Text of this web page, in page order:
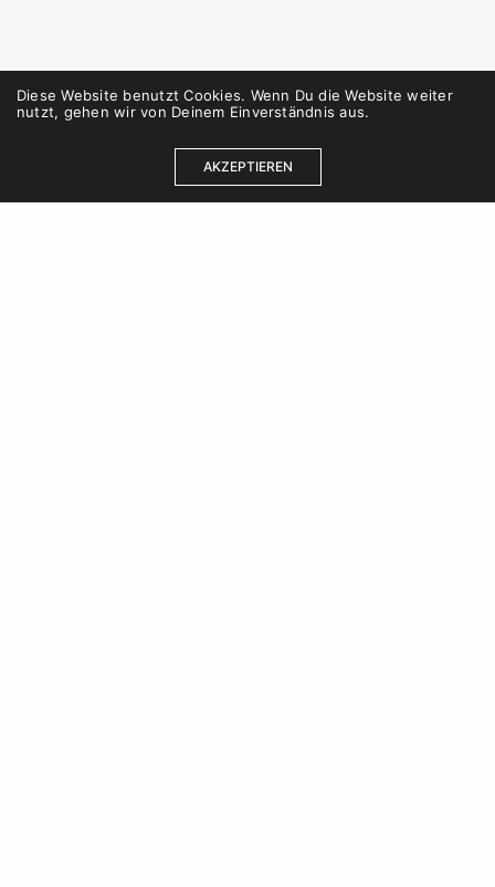
Diese Website benutzt Cookies. Wenn Du die Website weiter
nutzt, gehen wir von Deinem Einverständnis aus.
AKZEPTIEREN